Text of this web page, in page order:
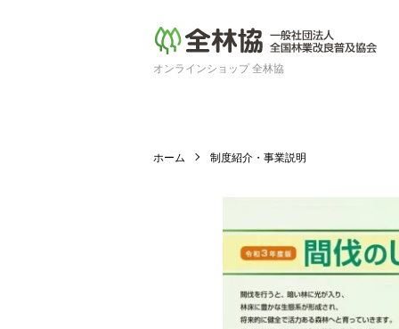
オンラインショップ 全林協
ホーム 制度紹介・事業説明